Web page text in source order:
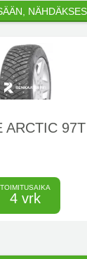
ARCTIC
TOIMITUSAIKA
4 vrk